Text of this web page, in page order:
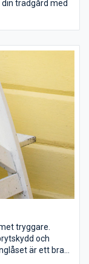
trädgård med
tryggare.
och
är ett bra